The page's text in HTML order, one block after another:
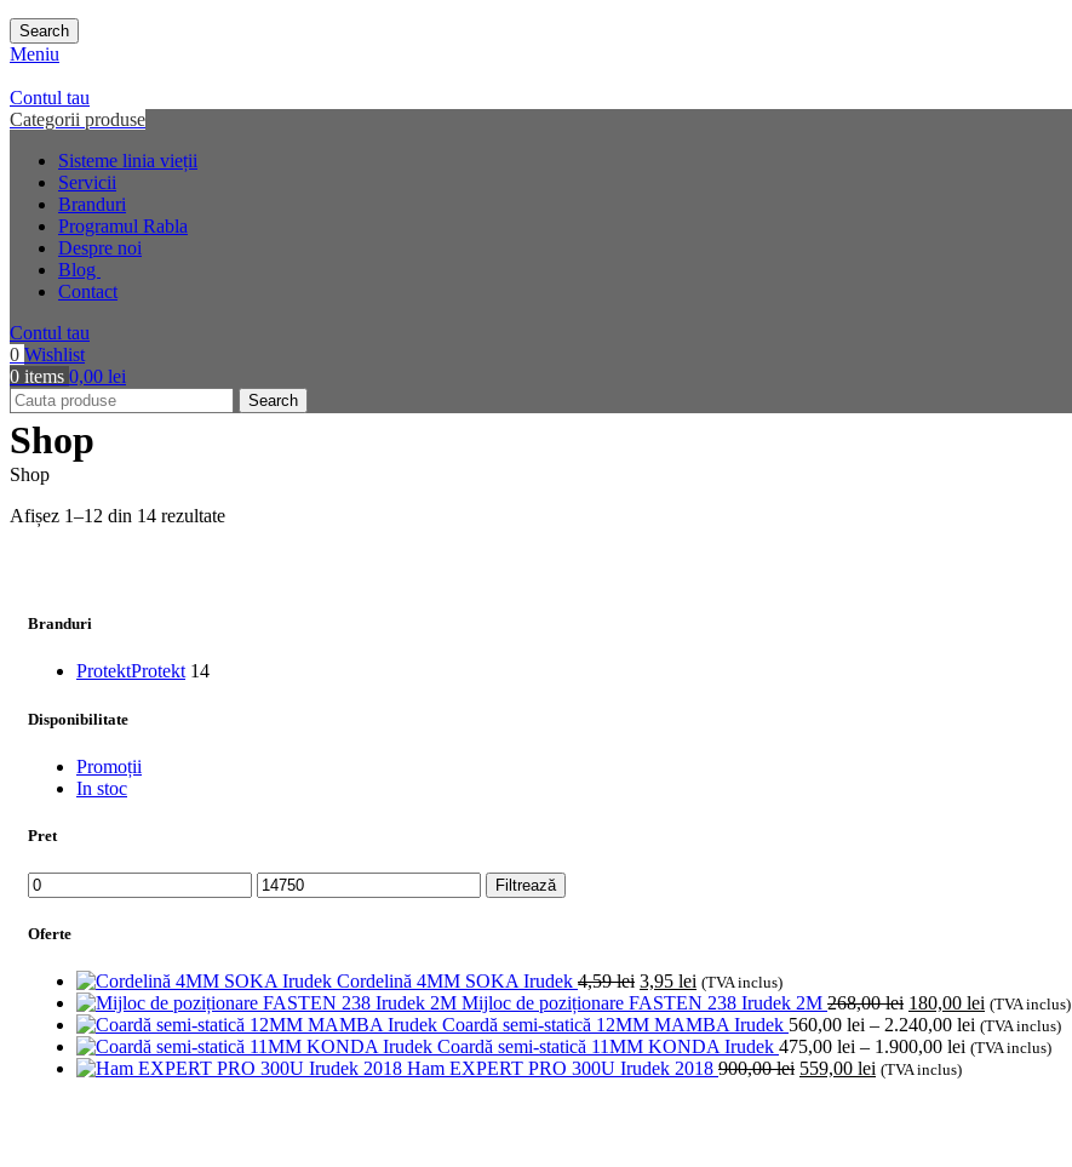
Search
Meniu
Contul tau
Categorii produse
Sisteme linia vieții
Servicii
Branduri
Programul Rabla
Despre noi
Blog
Contact
Contul tau
0 Wishlist
0 items 0,00 lei
Search
Shop
Shop
Afișez 1–12 din 14 rezultate
Branduri
ProtektProtekt 14
Disponibilitate
Promoții
In stoc
Pret
Preț
minim
Preț
maxim
Filtrează
Oferte
Cordelină 4MM SOKA Irudek 4,59lei Prețul
inițial
a
fost:
4,59 lei.
3,95 lei Prețul
curent
este:
3,95 lei.
(TVA inclus)
Mijloc de poziționare FASTEN 238 Irudek 2M 268,00lei Prețul
inițial
a
fost:
180,00 lei Prețul
curent
este:
(TVA inclus)
Coardă semi-statică 12MM MAMBA Irudek 560,00 lei – 2.240,00 lei Interval
de
(TVA inclus)
Coardă semi-statică 11MM KONDA Irudek 475,00 lei – 1.900,00 lei Interval
(TVA inclus)
Ham EXPERT PRO 300U Irudek 2018 900,00lei Prețul
559,00 lei Prețul
(TVA inclus)